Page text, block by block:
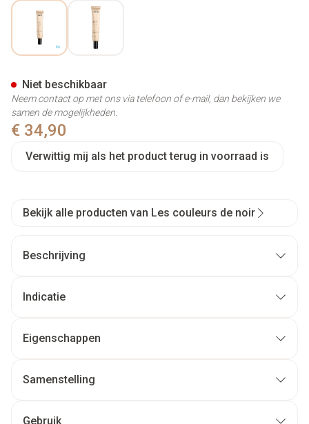
View larger imageView larger image
€ 34,90
Verwittig mij als het product terug in voorraad is
Niet beschikbaar
Neem contact op met ons via telefoon of e-mail, dan bekijken we
samen de mogelijkheden.
Bekijk alle producten van Les couleurs de noir
Beschrijving
Indicatie
Eigenschappen
Koraalrif-vriendelijke UV-filters
Al onze producten worden dermatologisch getest om
Samenstelling
Gebruik